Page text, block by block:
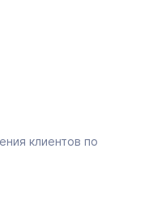
клиентов по